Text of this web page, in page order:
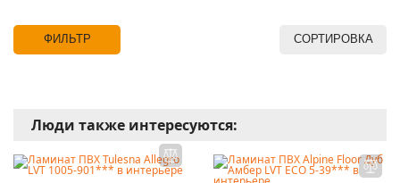
ФИЛЬТР СОРТИРОВКА
Люди также интересуются: